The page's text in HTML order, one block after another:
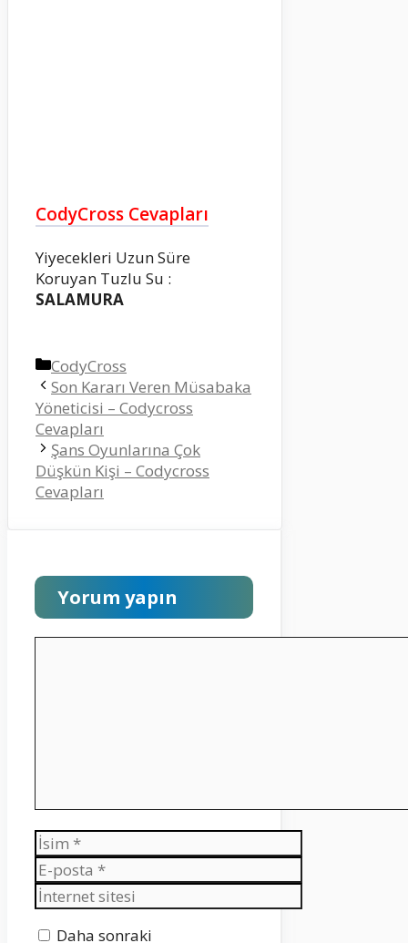
CodyCross Cevapları
Yiyecekleri Uzun Süre
Koruyan Tuzlu Su :
SALAMURA
Kategoriler
CodyCross
Son Kararı Veren Müsabaka
Yöneticisi – Codycross
Cevapları
Şans Oyunlarına Çok
Düşkün Kişi – Codycross
Cevapları
Yorum yapın
İsim
E-
posta
İnternet
sitesi
Daha sonraki